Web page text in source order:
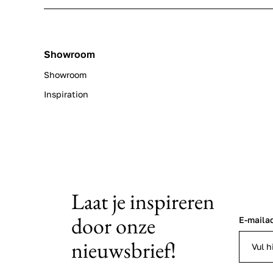
Showroom
Showroom
Inspiration
Laat je inspireren
door onze
nieuwsbrief!
E-